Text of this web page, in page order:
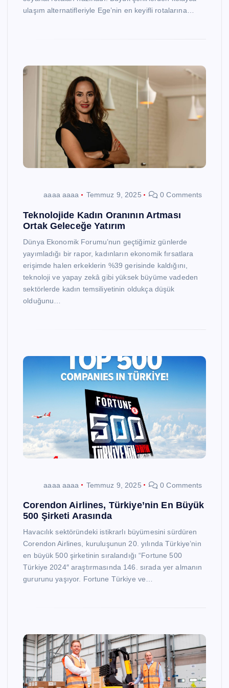
ulaşım alternatifleriyle Ege’nin en keyifli rotalarına…
aaaa aaaa Temmuz 9, 2025 0 Comments
Teknolojide Kadın Oranının Artması
Ortak Geleceğe Yatırım
Dünya Ekonomik Forumu’nun geçtiğimiz günlerde
yayımladığı bir rapor, kadınların ekonomik fırsatlara
erişimde halen erkeklerin %39 gerisinde kaldığını,
teknoloji ve yapay zekâ gibi yüksek büyüme vadeden
sektörlerde kadın temsiliyetinin oldukça düşük
olduğunu…
aaaa aaaa Temmuz 9, 2025 0 Comments
Corendon Airlines, Türkiye’nin En Büyük
500 Şirketi Arasında
Havacılık sektöründeki istikrarlı büyümesini sürdüren
Corendon Airlines, kuruluşunun 20. yılında Türkiye’nin
en büyük 500 şirketinin sıralandığı “Fortune 500
Türkiye 2024″ araştırmasında 146. sırada yer almanın
gururunu yaşıyor. Fortune Türkiye ve…